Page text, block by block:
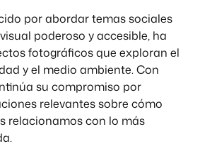
por abordar temas sociales
poderoso y accesible, ha
fotográficos que exploran el
y el medio ambiente. Con
su compromiso por
relevantes sobre cómo
relacionamos con lo más